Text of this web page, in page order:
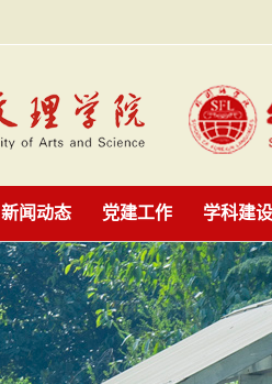
新闻动态 党建工作 学科建设